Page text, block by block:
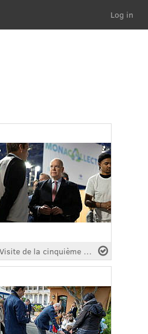
Log in
Visite de la cinquième édition " Monacollecte " 2026